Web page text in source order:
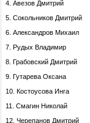
4. Авезов Дмитрий
5. Сокольников Дмитрий
6. Александров Михаил
7. Рудых Владимир
8. Грабовский Дмитрий
9. Гутарева Оксана
10. Костоусова Инга
11. Смагин Николай
12. Черепанов Дмитрий